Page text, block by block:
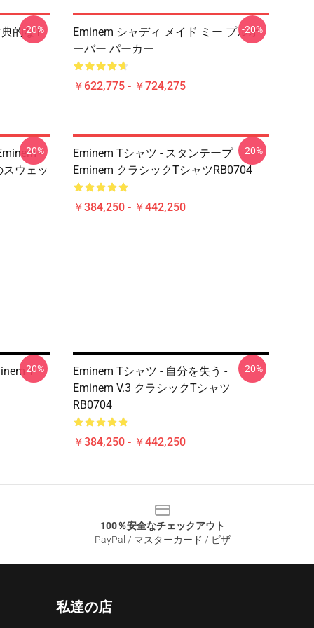
的なT
-20%
Eminem シャディ メイド ミー プルオ
ーバー パーカー
￥622,775 - ￥724,275
-20%
-
ウェッ
-20%
Eminem Tシャツ - スタンテープ
Eminem クラシックTシャツRB0704
￥384,250 - ￥442,250
-20%
T-
-20%
Eminem Tシャツ - 自分を失う -
Eminem V.3 クラシックTシャツ
RB0704
￥384,250 - ￥442,250
-20%
100％安全なチェックアウト
PayPal / マスターカード / ビザ
私達の店